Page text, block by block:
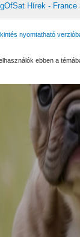
Hírek -
nyomtatható
ebben a